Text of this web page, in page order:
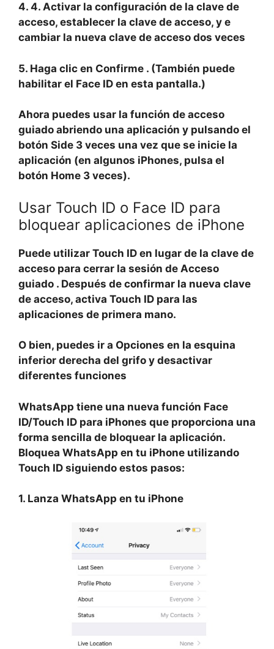
4. 4. Activar la configuración de la clave de
acceso, establecer la clave de acceso, y e
cambiar la nueva clave de acceso dos veces
5. Haga clic en Confirme . (También puede
habilitar el Face ID en esta pantalla.)
Ahora puedes usar la función de acceso
guiado abriendo una aplicación y pulsando el
botón Side 3 veces una vez que se inicie la
aplicación (en algunos iPhones, pulsa el
botón Home 3 veces).
Usar Touch ID o Face ID para
bloquear aplicaciones de iPhone
Puede utilizar Touch ID en lugar de la clave de
acceso para cerrar la sesión de Acceso
guiado . Después de confirmar la nueva clave
de acceso, activa Touch ID para las
aplicaciones de primera mano.
O bien, puedes ir a Opciones en la esquina
inferior derecha del grifo y desactivar
diferentes funciones
WhatsApp tiene una nueva función Face
ID/Touch ID para iPhones que proporciona una
forma sencilla de bloquear la aplicación.
Bloquea WhatsApp en tu iPhone utilizando
Touch ID siguiendo estos pasos:
1. Lanza WhatsApp en tu iPhone